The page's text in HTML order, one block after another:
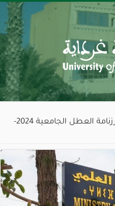
قرار يتضمن رزنامة العطل الجامعية 2024-